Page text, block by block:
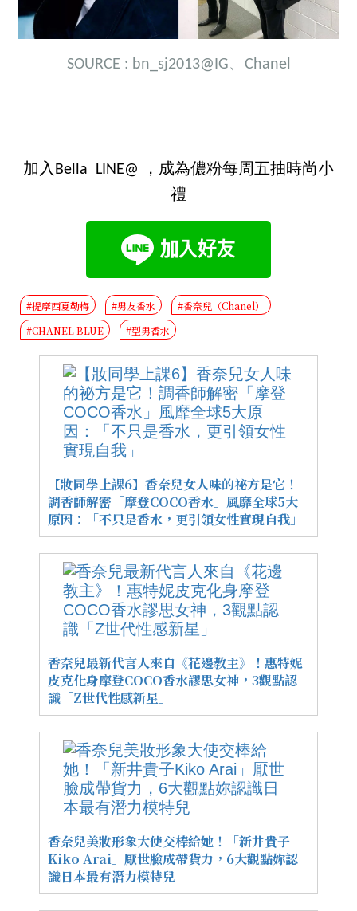
SOURCE : bn_sj2013@IG、Chanel
加入Bella LINE@ ，成為儂粉每周五抽時尚小
禮
#提摩西夏勒梅 #男友香水
#香奈兒（Chanel）
#CHANEL BLUE
#型男香水
【妝同學上課6】香奈兒女人味的祕方是它！
調香師解密「摩登COCO香水」風靡全球5大
原因：「不只是香水，更引領女性實現自我」
香奈兒最新代言人來自《花邊教主》！惠特妮
皮克化身摩登COCO香水謬思女神，3觀點認
識「Z世代性感新星」
香奈兒美妝形象大使交棒給她！「新井貴子
Kiko Arai」厭世臉成帶貨力，6大觀點妳認
識日本最有潛力模特兒